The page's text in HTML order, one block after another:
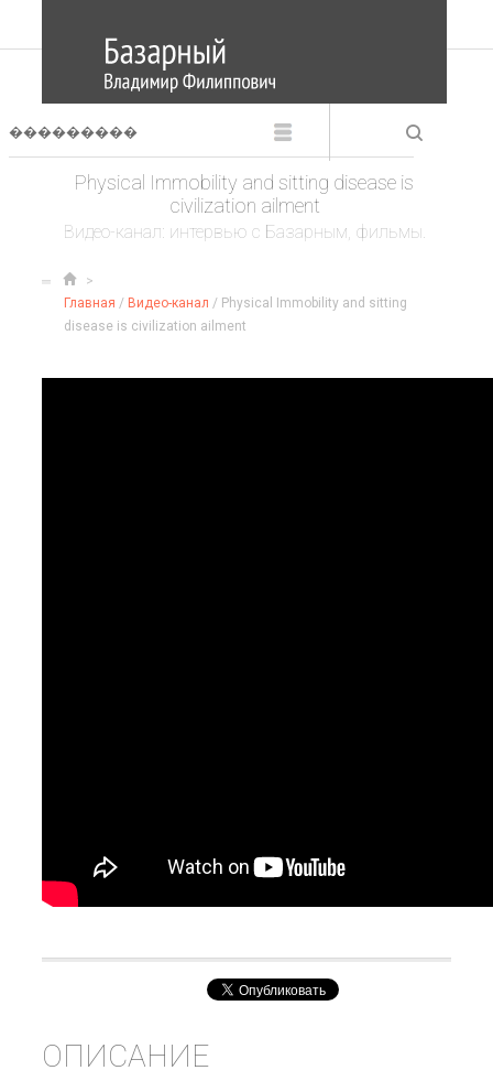
Physical Immobility and sitting disease is
civilization ailment
Видео-канал: интервью с Базарным, фильмы.
Главная / Видео-канал / Physical Immobility and sitting
disease is civilization ailment
ОПИСАНИЕ